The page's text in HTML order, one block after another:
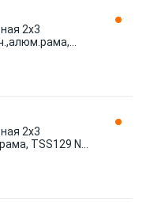
2х3
2х3
TSS129 N